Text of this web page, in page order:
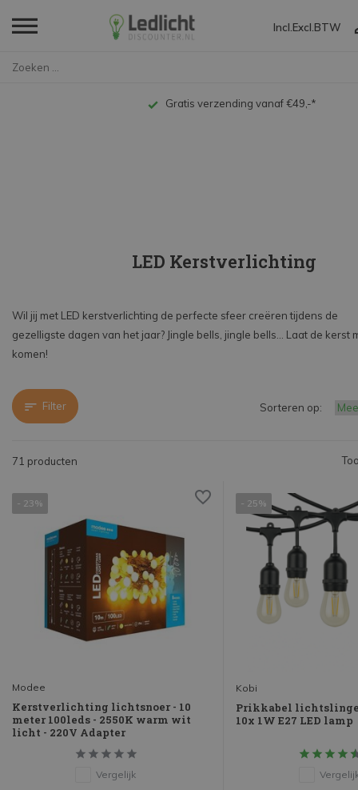
Incl. Excl. BTW
Op werkdagen voor 18:00 uur besteld, dezelfde
LED Kerstverlichting
Wil jij met LED kerstverlichting de perfecte sfeer creëren tijdens de
gezelligste dagen van het jaar? Jingle bells, jingle bells... Laat de kerst
komen!
Filter
71 producten
Sorteren op:
- 23%
Modee
Kerstverlichting lichtsnoer - 10
meter 100leds - 2550K warm wit
licht - 220V Adapter
Vergelijk
- 25%
Kobi
Prikkabel
10x 1W E27 LED lamp